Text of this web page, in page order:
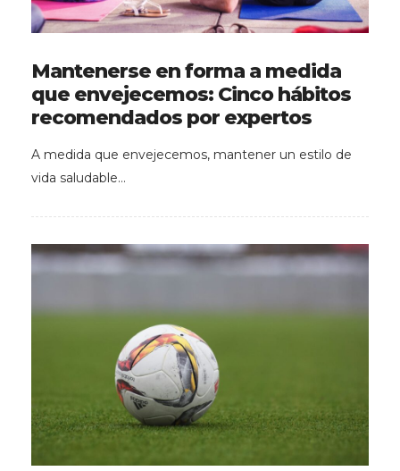
Mantenerse en forma a medida
que envejecemos: Cinco hábitos
recomendados por expertos
A medida que envejecemos, mantener un estilo de
vida saludable…